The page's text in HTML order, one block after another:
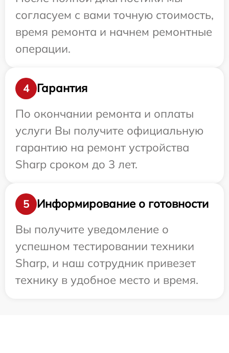
согласуем с вами точную стоимость,
время ремонта и начнем ремонтные
операции.
4
Гарантия
По окончании ремонта и оплаты
услуги Вы получите официальную
гарантию на ремонт устройства
Sharp сроком до 3 лет.
5
Информирование о готовности
Вы получите уведомление о
успешном тестировании техники
Sharp, и наш сотрудник привезет
технику в удобное место и время.